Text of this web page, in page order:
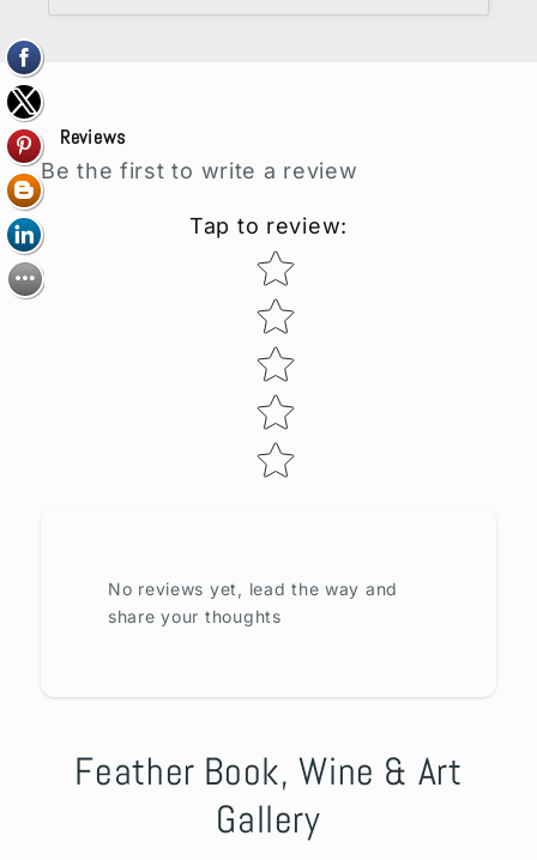
Reviews
Be the first to write a review
Tap to review:
Star rating
No reviews yet, lead the way and
share your thoughts
Feather Book, Wine & Art
Gallery